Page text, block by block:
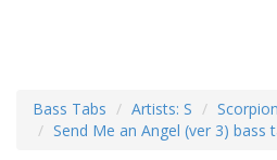
Bass Tabs Artists: S
Send Me an Angel (ver 3) bass